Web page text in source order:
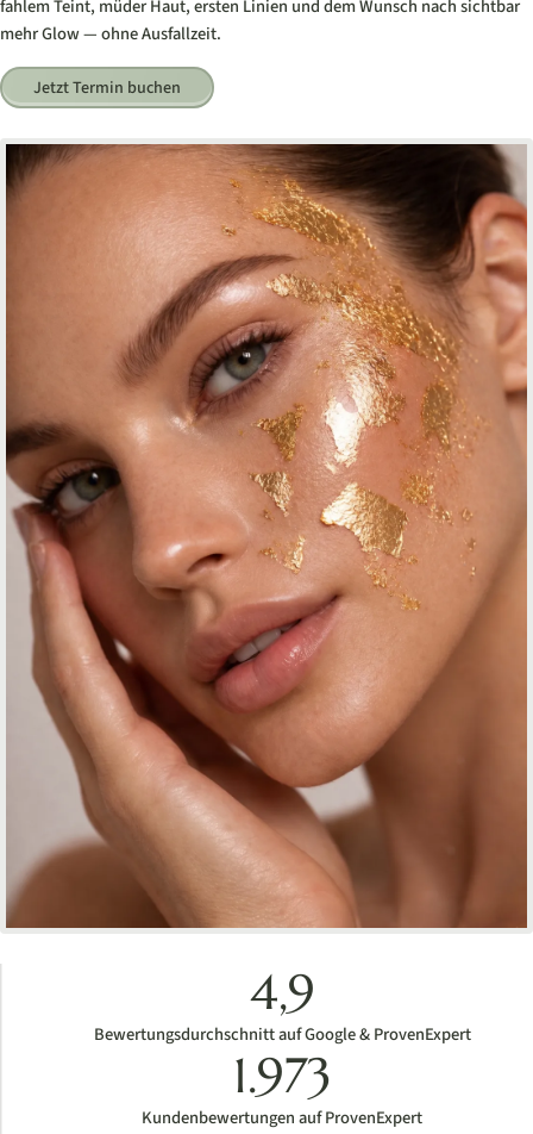
fahlem Teint, müder Haut, ersten Linien und dem Wunsch nach sichtbar
mehr Glow — ohne Ausfallzeit.
Jetzt Termin buchen
4,9
Bewertungsdurchschnitt auf Google & ProvenExpert
1.973
Kundenbewertungen auf ProvenExpert